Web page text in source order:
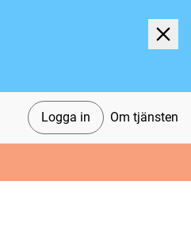
Logga in Om tjänsten